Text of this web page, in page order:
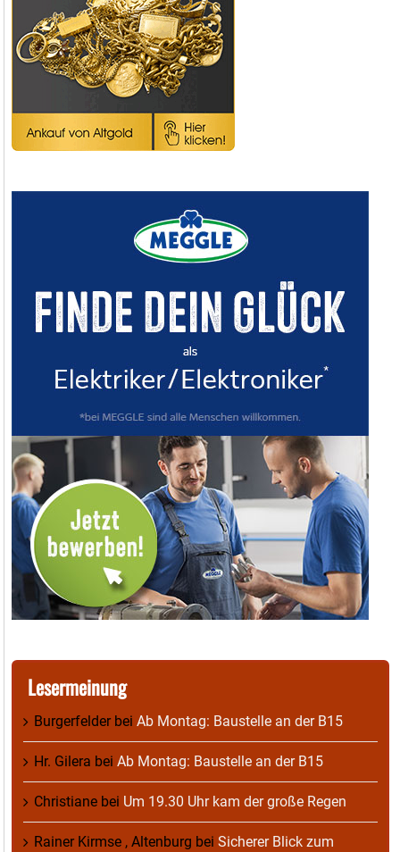
Lesermeinung
Burgerfelderbei Ab Montag: Baustelle an der B15
Hr. Gilera bei Ab Montag: Baustelle an der B15
Christiane bei Um 19.30 Uhr kam der große Regen
Rainer Kirmse , Altenburg bei Sicherer Blick zum